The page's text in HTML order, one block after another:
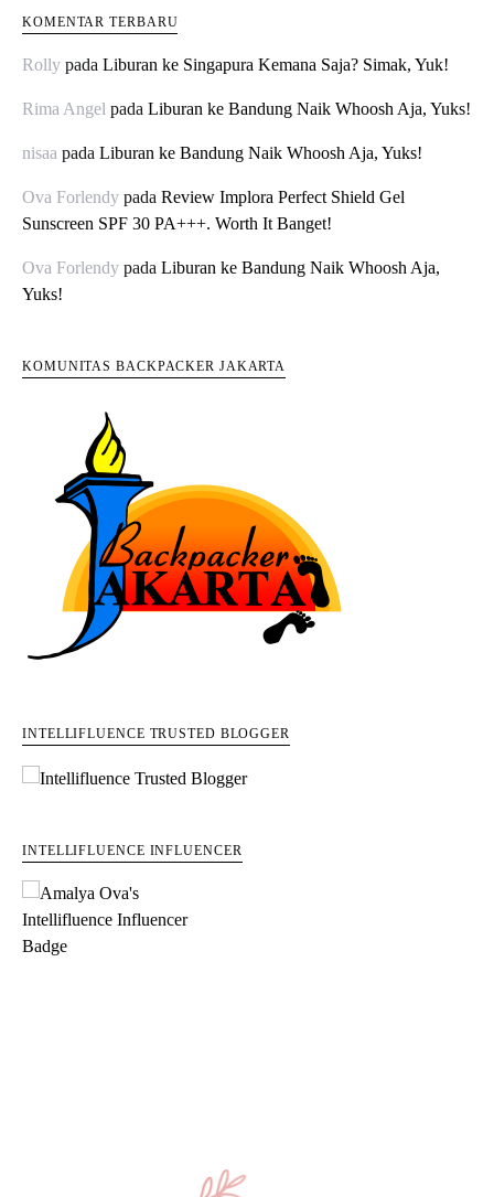
KOMENTAR TERBARU
Rolly pada Liburan ke Singapura Kemana Saja? Simak, Yuk!
Rima Angel pada Liburan ke Bandung Naik Whoosh Aja, Yuks!
nisaa pada Liburan ke Bandung Naik Whoosh Aja, Yuks!
Ova Forlendy pada Review Implora Perfect Shield Gel
Sunscreen SPF 30 PA+++. Worth It Banget!
Ova Forlendy pada Liburan ke Bandung Naik Whoosh Aja,
Yuks!
KOMUNITAS BACKPACKER JAKARTA
INTELLIFLUENCE TRUSTED BLOGGER
INTELLIFLUENCE INFLUENCER